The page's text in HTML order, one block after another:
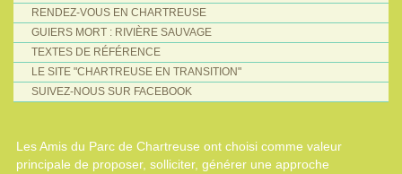
RENDEZ-VOUS EN CHARTREUSE
GUIERS MORT : RIVIÈRE SAUVAGE
TEXTES DE RÉFÉRENCE
LE SITE "CHARTREUSE EN TRANSITION"
SUIVEZ-NOUS SUR FACEBOOK
Les Amis du Parc de Chartreuse ont choisi comme valeur
principale de proposer, solliciter, générer une approche